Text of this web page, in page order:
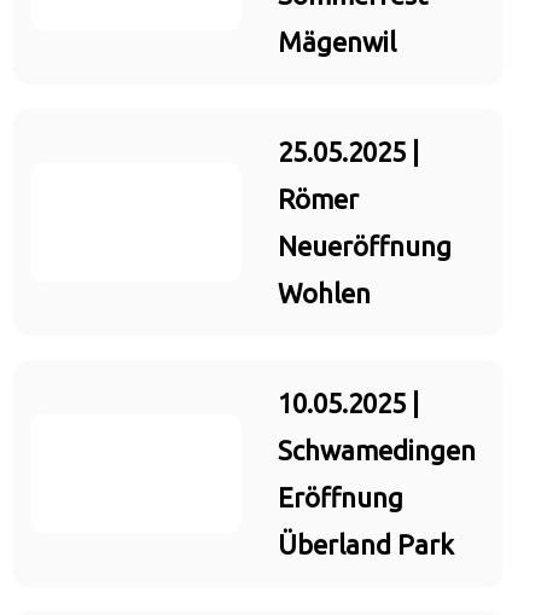
Mägenwil
25.05.2025 |
Römer
Neueröffnung
Wohlen
10.05.2025 |
Schwamedingen
Eröffnung
Überland Park